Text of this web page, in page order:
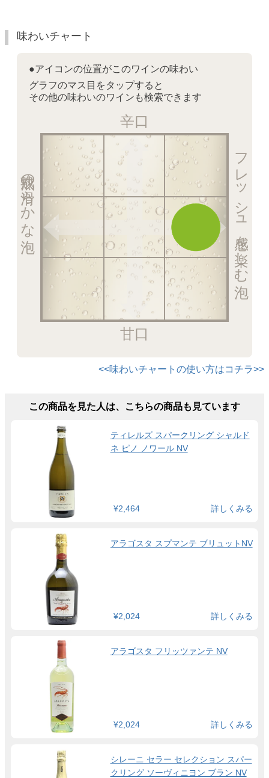
味わいチャート
●アイコンの位置がこのワインの味わい
グラフのマス目をタップすると
その他の味わいのワインも検索できます
辛口
フレッシュ感を楽しむ泡
甘口
熟成の滑らかな泡
<<味わいチャートの使い方はコチラ>>
この商品を見た人は、こちらの商品も見ています
ティレルズ スパークリング シャルド
ネ ピノ ノワール NV
¥2,464 詳しくみる
アラゴスタ スプマンテ ブリュットNV
¥2,024 詳しくみる
アラゴスタ フリッツァンテ NV
¥2,024 詳しくみる
シレーニ セラー セレクション スパー
クリング ソーヴィニヨン ブラン NV